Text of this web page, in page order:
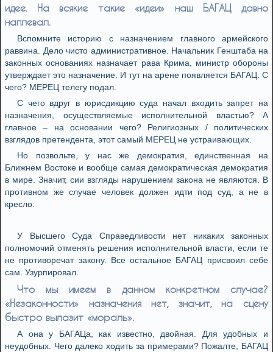
идее. На всякие такие «идеи» наш БАГАЦ давно
наплевал.
Вспомните историю с назначением главного армейского
раввина. Дело чисто административное. Начальник Генштаба на
законных основаниях назначает рава Крима, министр обороны
утверждает это назначение. И тут на арене появляется БАГАЦ. С
чего? МЕРЕЦ телегу подал.
С чего вдруг в юрисдикцию суда начал входить запрет на
назначения, осуществляемые исполнительной властью? А
главное – на основании чего? Религиозных / политических
взглядов претендента, этот самый МЕРЕЦ не устраивающих.
Но позвольте, у нас же демократия, единственная на
Ближнем Востоке и вообще самая демократическая демократия
в мире. Значит, сии взгляды нарушением закона не являются. В
противном же случае человек должен идти под суд, а не в
кресло.
У Высшего Суда Справедливости нет никаких законных
полномочий отменять решения исполнительной власти, если те
не противоречат закону. Все остальное БАГАЦ присвоил себе
сам. Узурпировал.
Что мы имеем в данном конкретном случае?
«Незаконности» назначения нет, значит, на сцену
быстро вылазит «мораль».
А она у БАГАЦа, как известно, двойная. Для удобных и
неудобных. Чего далеко ходить за примерами? Пожалте, БАГАЦ